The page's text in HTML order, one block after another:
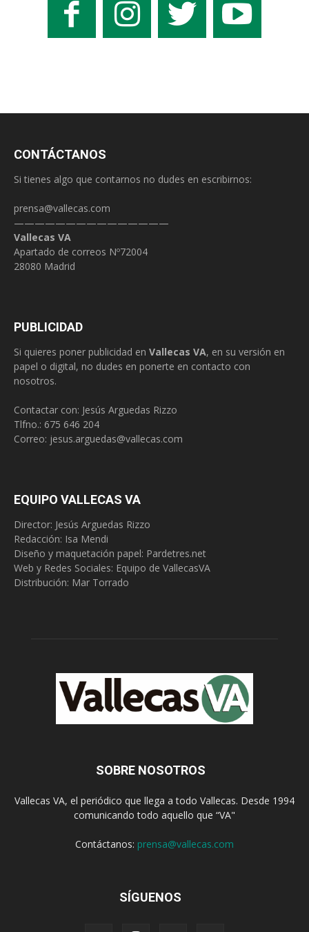
CONTÁCTANOS
Si tienes algo que contarnos no dudes en escribirnos:
prensa@vallecas.com
———————————————
Vallecas VA
Apartado de correos Nº72004
28080 Madrid
PUBLICIDAD
Si quieres poner publicidad en Vallecas VA, en su versión en
papel o digital, no dudes en ponerte en contacto con
nosotros.
Contactar con: Jesús Arguedas Rizzo
Tlfno.: 675 646 204
Correo: jesus.arguedas@vallecas.com
EQUIPO VALLECAS VA
Director: Jesús Arguedas Rizzo
Redacción: Isa Mendi
Diseño y maquetación papel: Pardetres.net
Web y Redes Sociales: Equipo de VallecasVA
Distribución: Mar Torrado
SOBRE NOSOTROS
Vallecas VA, el periódico que llega a todo Vallecas. Desde 1994
comunicando todo aquello que “VA"
Contáctanos: prensa@vallecas.com
SÍGUENOS